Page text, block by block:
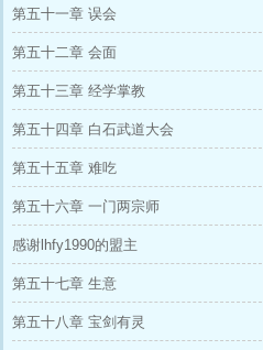
第五十一章 误会
第五十二章 会面
第五十三章 经学掌教
第五十四章 白石武道大会
第五十五章 难吃
第五十六章 一门两宗师
感谢lhfy1990的盟主
第五十七章 生意
第五十八章 宝剑有灵